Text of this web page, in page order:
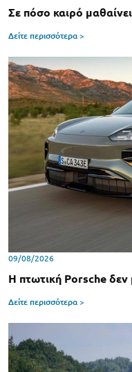
Σε πόσο καιρό
Δείτε περισσότερα >
09/08/2026
Η πτωτική Porsche δεν
Δείτε περισσότερα >